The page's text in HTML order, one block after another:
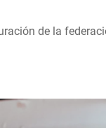
de la